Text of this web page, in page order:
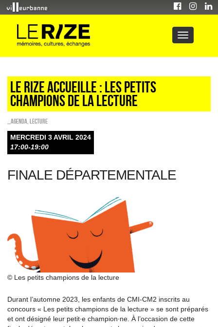
LE RIZE ACCUEILLE : LES PETITS
CHAMPIONS DE LA LECTURE
_Agenda Lecture
MERCREDI 3 AVRIL 2024
17:00-19:00
FINALE DÉPARTEMENTALE
© Les petits champions de la lecture
Durant l’automne 2023, les enfants de CMI-CM2 inscrits au
concours « Les petits champions de la lecture » se sont préparés
et ont désigné leur petit∙e champion∙ne. À l’occasion de cette